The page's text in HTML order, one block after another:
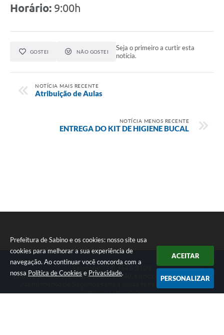
Prefeitura de Sabino e os cookies: nosso site usa
cookies para melhorar a sua experiência de
navegação. Ao continuar você concorda com a
nossa Política de Cookies e Privacidade.
ACEITAR
PERSONALIZAR
Horário: 9:00h
GOSTEI NÃO GOSTEI
Seja o primeiro a curtir esta
notícia.
NOTÍCIA MAIS RECENTE
Atribuição de Aulas
NOTÍCIA MENOS RECENTE
ENTREGA DO KIT DE HIGIENE BUCAL
Endereço: Avenida Olavo Bilac, Nº 740, Centro | CEP: 16440-041
Prefeitura de Sabino